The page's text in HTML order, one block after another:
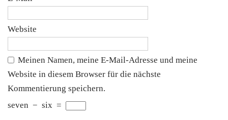
Website
Meinen Namen, meine E-Mail-Adresse und meine
Website in diesem Browser für die nächste
Kommentierung speichern.
seven − six =